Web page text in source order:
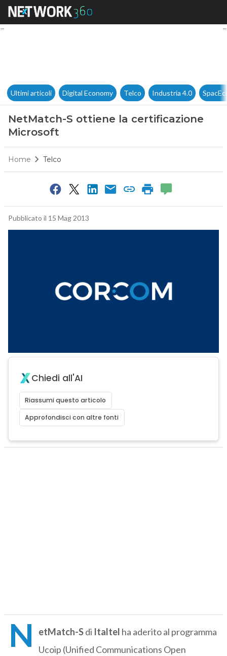
NetMatch-S ottiene la
Ultimi articoli Digital Economy Telco Industria 4.0
NetMatch-S ottiene la certificazione
Microsoft
Home Telco
Pubblicato il 15 Mag 2013
Chiedi all'AI
Riassumi questo articolo
Approfondisci con altre fonti
N etMatch-Sdi Italtel ha aderito al programma
Ucoip (Unified Communications Open